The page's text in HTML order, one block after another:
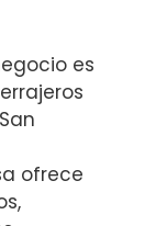
es
ofrece